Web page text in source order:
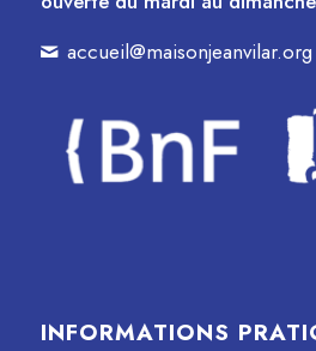
accueil@maisonjeanvilar.org
INFORMATIONS